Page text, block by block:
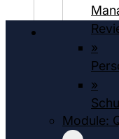
»
»
Module: